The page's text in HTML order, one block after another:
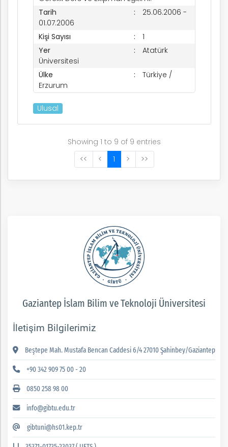
Tarih
25.06.2006 -
01.07.2006
Kişi Sayısı
1
Yer
Atatürk
Üniversitesi
Ülke
Türkiye /
Erzurum
Ulusal
Showing 1 to 9 of 9 entries
<<
< 1 > >>
Gaziantep İslam Bilim ve Teknoloji Üniversitesi
İletişim Bilgilerimiz
Beştepe Mah. Mustafa Bencan Caddesi 6/4 27010 Şahinbey/Gaziantep
+90 342 909 75 00 - 20
0850 258 98 00
info@gibtu.edu.tr
gibtuni@hs01.kep.tr